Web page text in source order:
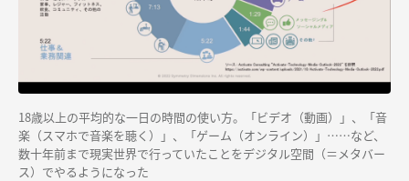
18歳以上の平均的な一日の時間の使い方。「ビデオ（動画）」、「音
楽（スマホで音楽を聴く）」、「ゲーム（オンライン）」……など、
数十年前まで現実世界で行っていたことをデジタル空間（＝メタバー
ス）でやるようになった